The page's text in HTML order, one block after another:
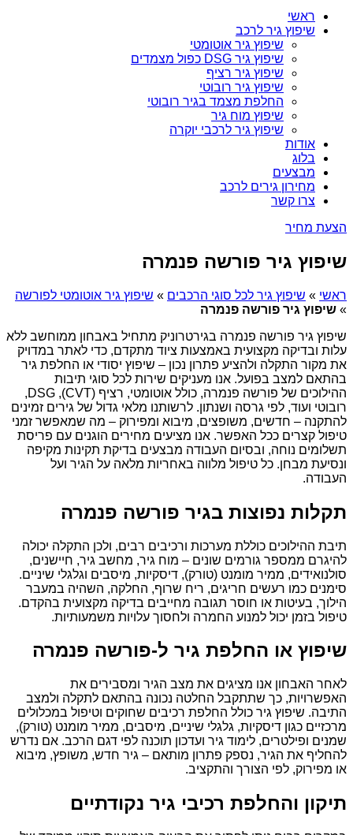
ראשי
שיפוץ גיר לרכב
שיפוץ גיר אוטומטי
שיפוץ גיר DSG כפול מצמדים
שיפוץ גיר רציף
שיפוץ גיר רובוטי
החלפת מצמד בגיר רובוטי
שיפוץ מוח גיר
שיפוץ גיר לרכבי יוקרה
אודות
בלוג
מבצעים
מחירון גירים לרכב
צרו קשר
הצעת מחיר
שיפוץ גיר פורשה פנמרה
ראשי » שיפוץ גיר לכל סוגי הרכבים » שיפוץ גיר אוטומטי לפורשה
» שיפוץ גיר פורשה פנמרה
שיפוץ גיר פורשה פנמרה בגירטרוניק מתחיל באבחון ממוחשב ללא
עלות ובדיקה מקצועית באמצעות ציוד מתקדם, כדי לאתר במדויק
את מקור התקלה ולהציע פתרון נכון – שיפוץ יסודי או החלפת גיר
בהתאם למצב בפועל. אנו מעניקים שירות לכל סוגי תיבות
ההילוכים של פורשה פנמרה, כולל אוטומטי, רציף (CVT), DSG,
רובוטי ועוד, לפי גרסה ושנתון. לרשותנו מלאי גדול של גירים זמינים
להתקנה – חדשים, משופצים, מיבוא ומפירוק – מה שמאפשר זמני
טיפול קצרים ככל האפשר. אנו מציעים מחירים הוגנים עם פריסת
תשלומים נוחה, ובסיום העבודה מבצעים בדיקת תקינות מקיפה
ונסיעת מבחן. כל טיפול מלווה באחריות מלאה על הגיר ועל
העבודה.
תקלות נפוצות בגיר פורשה פנמרה
תיבת ההילוכים כוללת מערכות ורכיבים רבים, ולכן התקלה יכולה
להיגרם ממספר גורמים שונים – מוח גיר, מחשב גיר, חיישנים,
סולנואידים, ממיר מומנט (טורק), דיסקיות, מיסבים וגלגלי שיניים.
סימנים כמו רעשים חריגים, ריח שרוף, החלקה, השהיה במעבר
הילוך, בעיטות או חוסר תגובה מחייבים בדיקה מקצועית בהקדם.
טיפול בזמן יכול למנוע החמרה ולחסוך עלויות משמעותיות.
שיפוץ או החלפת גיר ל-פורשה פנמרה
לאחר האבחון אנו מציגים את מצב הגיר ומסבירים את
האפשרויות, כך שתתקבל החלטה נכונה בהתאם לתקלה ולמצב
התיבה. שיפוץ גיר כולל החלפת רכיבים שחוקים וטיפול במכלולים
מרכזיים כגון דיסקיות, גלגלי שיניים, מיסבים, ממיר מומנט (טורק),
שמנים ופילטרים, לימוד גיר ועדכון תוכנה לפי דגם הרכב. אם נדרש
להחליף את הגיר, נספק פתרון מותאם – גיר חדש, משופץ, מיבוא
או מפירוק, לפי הצורך והתקציב.
תיקון והחלפת רכיבי גיר נקודתיים